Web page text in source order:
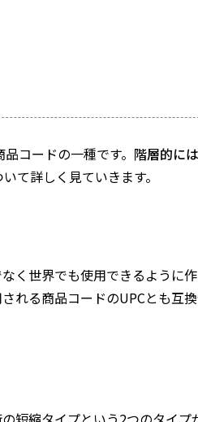
コードの一種です。 階層的に
て詳しく見ていきます。
く世界でも使用できるように
れる商品コードのUPCとも互